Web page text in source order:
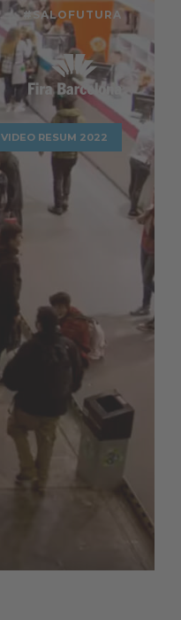
#SALOFUTURA
VIDEO RESUM 2022